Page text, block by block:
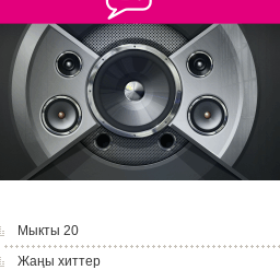
Мыкты 20
Жаңы хиттер